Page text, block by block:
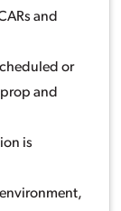
and
or
and
is